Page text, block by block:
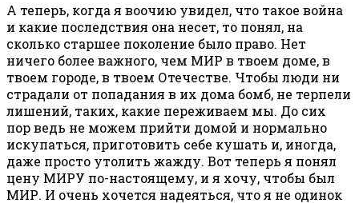
А теперь, когда я воочию увидел, что такое война
и какие последствия она несет, то понял, на
сколько старшее поколение было право. Нет
ничего более важного, чем МИР в твоем доме, в
твоем городе, в твоем Отечестве. Чтобы люди ни
страдали от попадания в их дома бомб, не терпели
лишений, таких, какие переживаем мы. До сих
пор ведь не можем прийти домой и нормально
искупаться, приготовить себе кушать и, иногда,
даже просто утолить жажду. Вот теперь я понял
цену МИРУ по-настоящему, и я хочу, чтобы был
МИР. И очень хочется надеяться, что я не одинок